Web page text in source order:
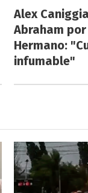
Alex
Abraham
Hermano:
infumable"